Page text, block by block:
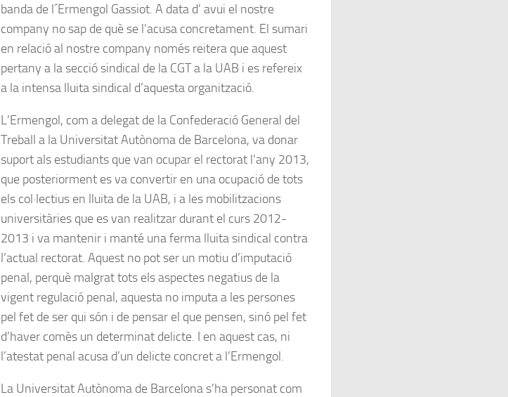
banda de l´Ermengol Gassiot. A data d’ avui el nostre
company no sap de què se l’acusa concretament. El sumari
en relació al nostre company només reitera que aquest
pertany a la secció sindical de la CGT a la UAB i es refereix
a la intensa lluita sindical d’aquesta organització.
L’Ermengol, com a delegat de la Confederació General del
Treball a la Universitat Autònoma de Barcelona, va donar
suport als estudiants que van ocupar el rectorat l’any 2013,
que posteriorment es va convertir en una ocupació de tots
els col·lectius en lluita de la UAB, i a les mobilitzacions
universitàries que es van realitzar durant el curs 2012-
2013 i va mantenir i manté una ferma lluita sindical contra
l’actual rectorat. Aquest no pot ser un motiu d’imputació
penal, perquè malgrat tots els aspectes negatius de la
vigent regulació penal, aquesta no imputa a les persones
pel fet de ser qui són i de pensar el que pensen, sinó pel fet
d’haver comès un determinat delicte. I en aquest cas, ni
l’atestat penal acusa d’un delicte concret a l’Ermengol.
La Universitat Autònoma de Barcelona s’ha personat com